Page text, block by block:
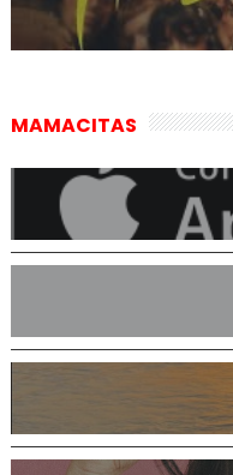
MAMACITAS